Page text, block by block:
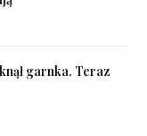
garnka. Teraz